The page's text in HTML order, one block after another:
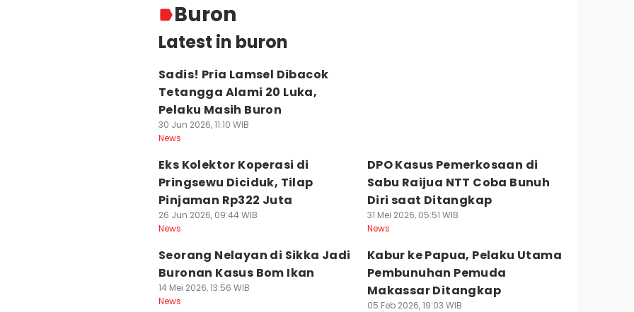
Buron
Latest in buron
Sadis! Pria Lamsel Dibacok
Tetangga Alami 20 Luka,
Pelaku Masih Buron
30 Jun 2026, 11:10 WIB
News
Eks Kolektor Koperasi di
Pringsewu Diciduk, Tilap
Pinjaman Rp322 Juta
26 Jun 2026, 09:44 WIB
News
DPO Kasus Pemerkosaan di
Sabu Raijua NTT Coba Bunuh
Diri saat Ditangkap
31 Mei 2026, 05:51 WIB
News
Seorang Nelayan di Sikka Jadi
Buronan Kasus Bom Ikan
14 Mei 2026, 13:56 WIB
News
Kabur ke Papua, Pelaku Utama
Pembunuhan Pemuda
Makassar Ditangkap
05 Feb 2026, 19:03 WIB